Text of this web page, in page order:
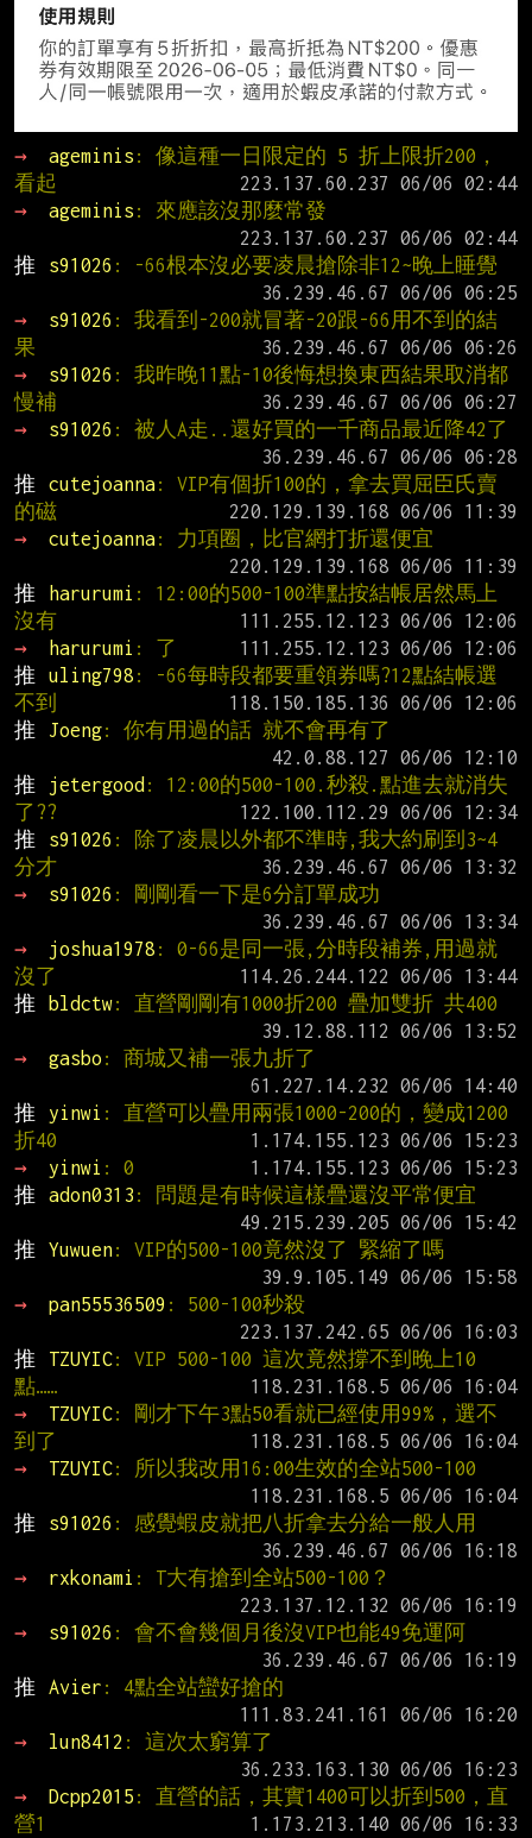
→ ageminis : 像這種一日限定的 5 折上限折200，
看起
→
ageminis : 來應該沒那麼常發
推
s91026 : -66根本沒必要凌晨搶除非12~晚上睡覺
→
s91026 : 我看到-200就冒著-20跟-66用不到的結
果
→
s91026 : 我昨晚11點-10後悔想換東西結果取消都
慢補
→
s91026 : 被人A走..還好買的一千商品最近降42了
推
cutejoanna: VIP有個折100的，拿去買屈臣氏賣
的磁
→
cutejoanna: 力項圈，比官網打折還便宜
推
harurumi : 12:00的500-100準點按結帳居然馬上
沒有
→
harurumi : 了
推
uling798 : -66每時段都要重領券嗎?12點結帳選
不到
推
Joeng: 你有用過的話 就不會再有了
推
jetergood : 12:00的500-100.秒殺.點進去就消失
了??
推
s91026 : 除了凌晨以外都不準時,我大約刷到3~4
分才
→
s91026 : 剛剛看一下是6分訂單成功
→
joshua1978 : 0-66是同一張,分時段補券,用過就
沒了
推
bldctw: 直營剛剛有1000折200 疊加雙折 共400
→
gasbo : 商城又補一張九折了
推
yinwi : 直營可以疊用兩張1000-200的，變成1200
折40
→
yinwi : 0
推
adon0313 : 問題是有時候這樣疊還沒平常便宜
推
Yuwuen: VIP的500-100竟然沒了 緊縮了嗎
→
pan55536509 : 500-100秒殺
推
TZUYIC: VIP 500-100 這次竟然撐不到晚上10
點……
→
TZUYIC: 剛才下午3點50看就已經使用99%，選不
到了
→
TZUYIC: 所以我改用16:00生效的全站500-100
推
s91026 : 感覺蝦皮就把八折拿去分給一般人用
→
rxkonami : T大有搶到全站500-100？
→
s91026 : 會不會幾個月後沒VIP也能49免運阿
推
Avier : 4點全站蠻好搶的
→
lun8412 : 這次太窮算了
→
Dcpp2015 : 直營的話，其實1400可以折到500，直
營1